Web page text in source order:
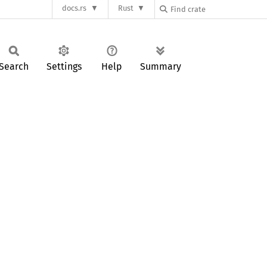
docs.rs Rust
Settings Help Summary